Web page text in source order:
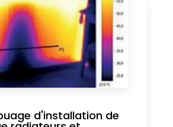
d'installation de